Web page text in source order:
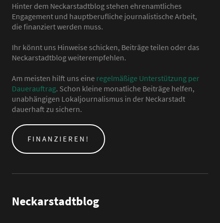
Hinter dem Neckarstadtblog stehen ehrenamtliches
Engagement und hauptberufliche journalistische Arbeit,
die finanziert werden muss.
Ihr könnt uns Hinweise schicken, Beiträge teilen oder das
Neckarstadtblog weiterempfehlen.
Am meisten hilft uns eine regelmäßige Unterstützung per
Dauerauftrag. Schon kleine monatliche Beiträge helfen,
unabhängigen Lokaljournalismus in der Neckarstadt
dauerhaft zu sichern.
FINANZIEREN!
Neckarstadtblog